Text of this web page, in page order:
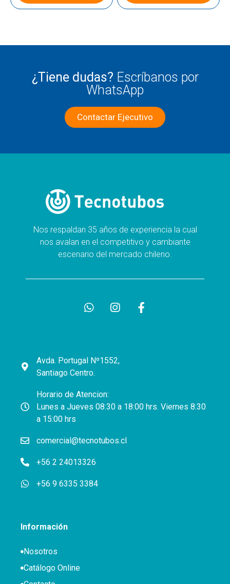
¿Tiene dudas? Escríbanos por
WhatsApp
Contactar Ejecutivo
Nos respaldan 35 años de experiencia la cual
nos avalan en el competitivo y cambiante
escenario del mercado chileno.
Avda. Portugal Nº1552,
Santiago Centro.
Horario de Atencion:
Lunes a Jueves 08:30 a 18:00 hrs. Viernes 8:30
a 15:00 hrs
comercial@tecnotubos.cl
+56 2 24013326
+56 9 6335 3384
Información
Nosotros
Catálogo Online